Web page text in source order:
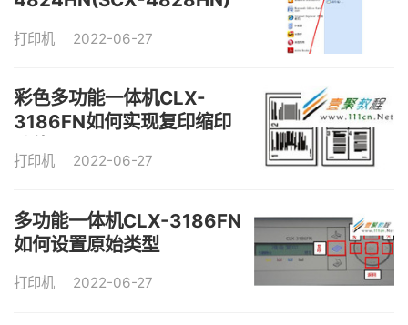
打印机 2022-06-27
彩色多功能一体机CLX-
3186FN如何实现复印缩印
打印机 2022-06-27
多功能一体机CLX-3186FN
如何设置原始类型
打印机 2022-06-27